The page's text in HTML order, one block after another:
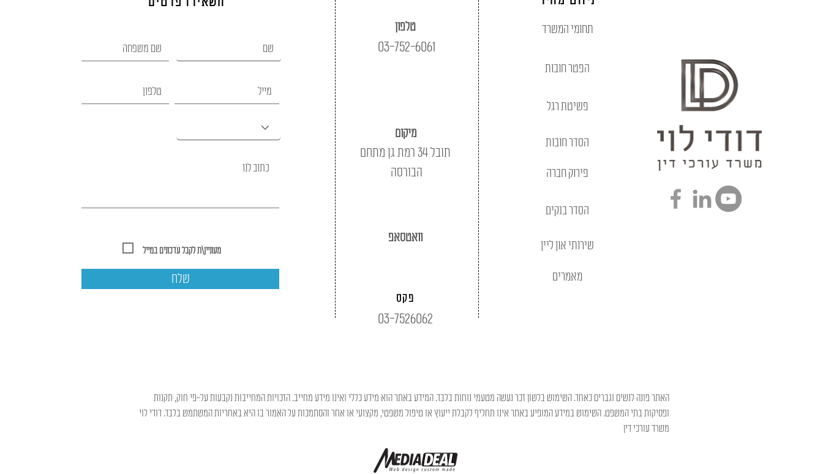
שלח
טלפון
03-752-6061
מיקום
תובל 34 רמת גן מתחם
הבורסה
וואטסאפ
פקס
03-7526062
תחומי המשרד
הפטר חובות
פשיטת רגל
הסדר חובות
פירוק חברה
הסדר בנקים
שירותי און ליין
מאמרים
האתר פונה לנשים וגברים כאחד. השימוש בלשון זכר נעשה מטעמי נוחות בלבד. המידע באתר הוא מידע כללי ואינו מידע מחייב. הזכויות המחייבות נקבעות על-פי חוק, תקנות
ופסיקות בתי המשפט. השימוש במידע המופיע באתר אינו תחליף לקבלת ייעוץ או טיפול משפטי, מקצועי או אחר והסתמכות על האמור בו היא באחריות המשתמש בלבד. דודי לוי
משרד עורכי דין